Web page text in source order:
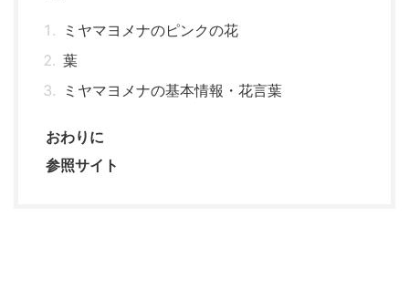
ミヤマヨメナのピンクの花
葉
ミヤマヨメナの基本情報・花言葉
おわりに
参照サイト